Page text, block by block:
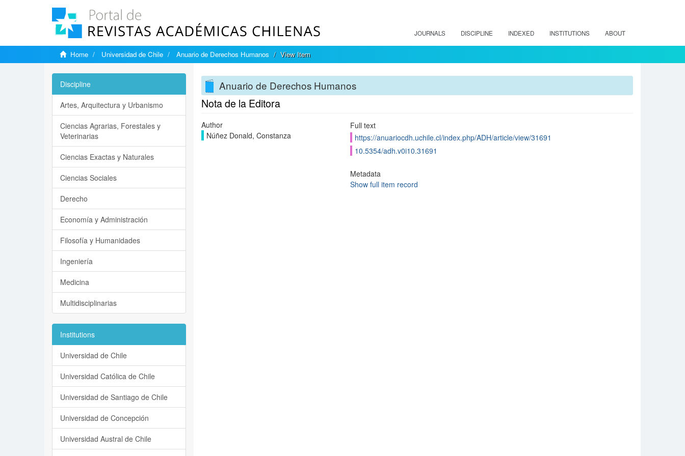
JOURNALS DISCIPLINE INDEXED INSTITUTIONS ABOUT
Home Universidad de Chile Anuario de Derechos Humanos View Item
Anuario de Derechos Humanos
Nota de la Editora
Author
Núñez Donald, Constanza
Full text
https://anuariocdh.uchile.cl/index.php/ADH/article/view/31691
10.5354/adh.v0i10.31691
Metadata
Show full item record
Discipline
Artes, Arquitectura y Urbanismo
Ciencias Agrarias, Forestales y
Veterinarias
Ciencias Exactas y Naturales
Ciencias Sociales
Derecho
Economía y Administración
Filosofía y Humanidades
Ingeniería
Medicina
Multidisciplinarias
Institutions
Universidad de Chile
Universidad Católica de Chile
Universidad de Santiago de Chile
Universidad de Concepción
Universidad Austral de Chile